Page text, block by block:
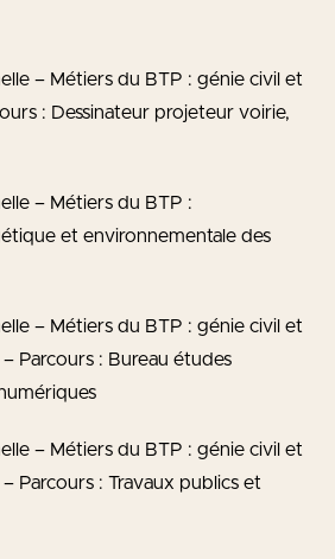
– Métiers du BTP : génie civil et
: Dessinateur projeteur voirie,
– Métiers du BTP :
et environnementale des
– Métiers du BTP : génie civil et
Parcours : Bureau études
– Métiers du BTP : génie civil et
Parcours : Travaux publics et